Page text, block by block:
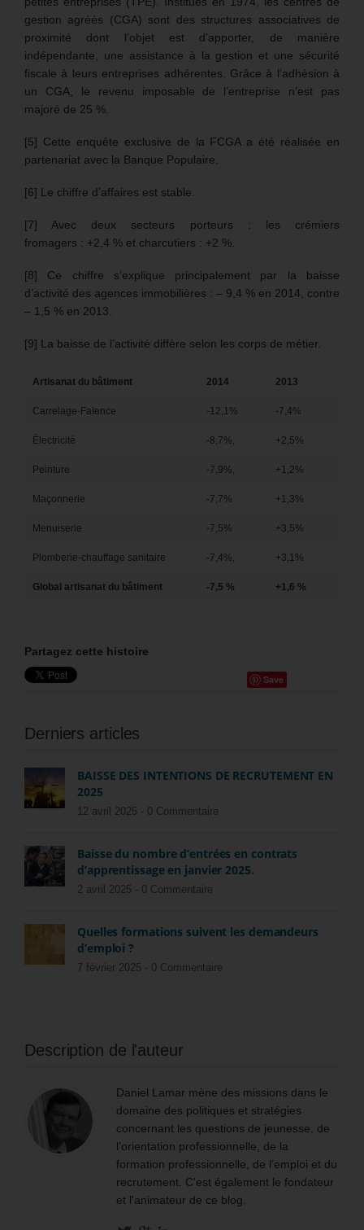
gestion agréés (CGA) sont des structures associatives de
proximité dont l’objet est d’apporter, de manière
indépendante, une assistance à la gestion et une sécurité
fiscale à leurs entreprises adhérentes. Grâce à l’adhésion à
un CGA, le revenu imposable de l’entreprise n’est pas
majoré de 25 %.
[5] Cette enquête exclusive de la FCGA a été réalisée en
partenariat avec la Banque Populaire.
[6] Le chiffre d’affaires est stable.
[7] Avec deux secteurs porteurs : les crémiers
fromagers : +2,4 % et charcutiers : +2 %.
[8] Ce chiffre s’explique principalement par la baisse
d’activité des agences immobilières : – 9,4 % en 2014, contre
– 1,5 % en 2013.
[9] La baisse de l’activité diffère selon les corps de métier.
Artisanat du bâtiment 2014 2013
Carrelage-Faïence -12,1% -7,4%
Électricité -8,7%, +2,5%
Peinture -7,9%, +1,2%
Maçonnerie -7,7% +1,3%
Menuiserie -7,5% +3,5%
Plomberie-chauffage sanitaire -7,4%, +3,1%
Global artisanat du bâtiment -7,5 % +1,6 %
Partagez cette histoire
Save
Derniers articles
BAISSE DES INTENTIONS DE RECRUTEMENT EN
2025
12 avril 2025 - 0 Commentaire
Baisse du nombre d’entrées en contrats
d’apprentissage en janvier 2025.
2 avril 2025 - 0 Commentaire
Quelles formations suivent les demandeurs
d’emploi ?
7 février 2025 - 0 Commentaire
Description de l'auteur
Daniel Lamar mène des missions dans le
domaine des politiques et stratégies
concernant les questions de jeunesse, de
l’orientation professionnelle, de la
formation professionnelle, de l’emploi et du
recrutement. C'est également le fondateur
et l'animateur de ce blog.